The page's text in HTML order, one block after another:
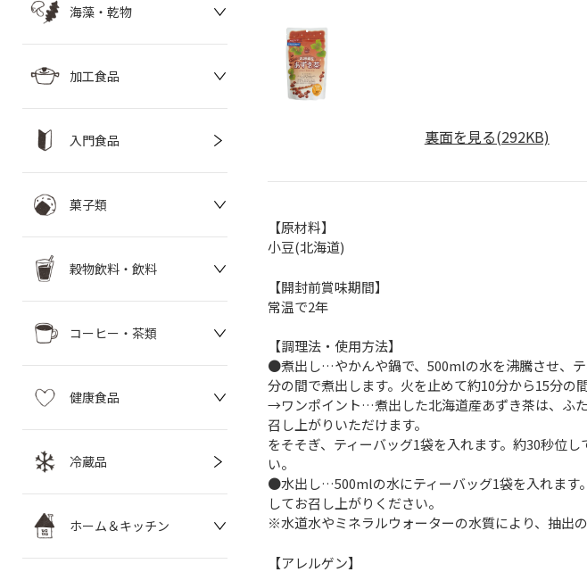
海藻・乾物
加工食品
入門食品
菓子類
穀物飲料・飲料
コーヒー・茶類
健康食品
冷蔵品
ホーム＆キッチン
裏面を見る(292KB)
【原材料】
小豆(北海道)
【開封前賞味期間】
常温で2年
【調理法・使用方法】
●煮出し…やかんや鍋で、500mlの水を沸騰させ、
分の間で煮出します。火を止めて約10分から15分の
→ワンポイント…煮出した北海道産あずき茶は、ふ
召し上がりいただけます。
をそそぎ、ティーバッグ1袋を入れます。約30秒位
い。
●水出し…500mlの水にティーバッグ1袋を入れます
してお召し上がりください。
※水道水やミネラルウォーターの水質により、抽出
【アレルゲン】